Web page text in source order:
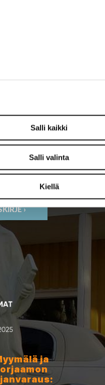
Salli kaikki
Salli valinta
Kiellä
West
and cowgirls
›
ja